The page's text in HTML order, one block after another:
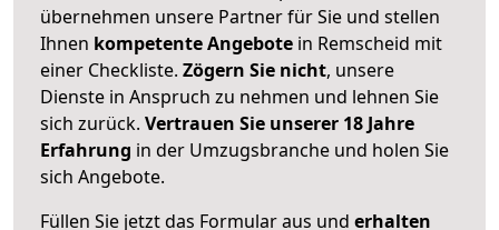
übernehmen unsere Partner für Sie und stellen
Ihnen kompetente Angebote in Remscheid mit
einer Checkliste. Zögern Sie nicht, unsere
Dienste in Anspruch zu nehmen und lehnen Sie
sich zurück. Vertrauen Sie unserer 18 Jahre
Erfahrung in der Umzugsbranche und holen Sie
sich Angebote.
Füllen Sie jetzt das Formular aus und erhalten